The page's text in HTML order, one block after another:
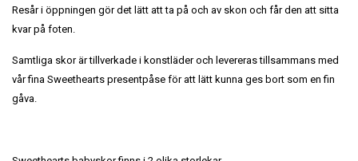
Resår i öppningen gör det lätt att ta på och av skon och får den att sitta
kvar på foten.
Samtliga skor är tillverkade i konstläder och levereras tillsammans med
vår fina Sweethearts presentpåse för att lätt kunna ges bort som en fin
gåva.